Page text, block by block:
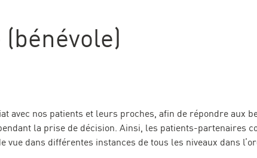
avec nos patients et leurs proches, afin de répondre aux
la prise de décision. Ainsi, les patients-partenaires
dans différentes instances de tous les niveaux dans